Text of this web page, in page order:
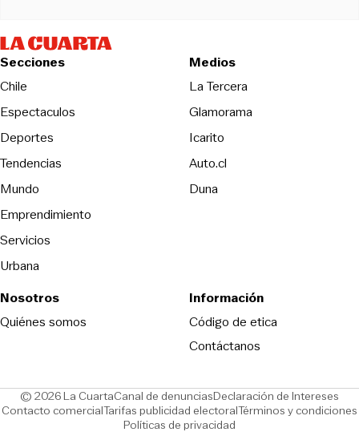
Secciones
Chile
Espectaculos
Deportes
Tendencias
Mundo
Emprendimiento
Servicios
Urbana
Medios
La TerceraOpens in new
Glamorama
Icarito
Auto.cl
DunaOpens in new window
Nosotros
Quiénes somos
Información
Código de eticaOpens in new
Contáctanos
© 2026 La CuartaCanal de denunciasOpens in new window
Declaración de Intereses
Contacto comercialOpens in new window
Tarifas publicidad electoralOpens in new window
Términos y condiciones
Políticas de privacidad